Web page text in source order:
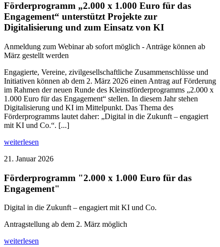
Förderprogramm „2.000 x 1.000 Euro für das
Engagement“ unterstützt Projekte zur
Digitalisierung und zum Einsatz von KI
Anmeldung zum Webinar ab sofort möglich - Anträge können ab
März gestellt werden
Engagierte, Vereine, zivilgesellschaftliche Zusammenschlüsse und
Initiativen können ab dem 2. März 2026 einen Antrag auf Förderung
im Rahmen der neuen Runde des Kleinstförderprogramms „2.000 x
1.000 Euro für das Engagement“ stellen. In diesem Jahr stehen
Digitalisierung und KI im Mittelpunkt. Das Thema des
Förderprogramms lautet daher: „Digital in die Zukunft – engagiert
mit KI und Co.“. [...]
weiterlesen
21. Januar 2026
Förderprogramm "2.000 x 1.000 Euro für das
Engagement"
Digital in die Zukunft – engagiert mit KI und Co.
Antragstellung ab dem 2. März möglich
weiterlesen